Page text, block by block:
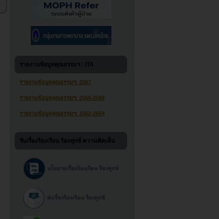
รายงานข้อมูลคุณธรรมฯ : ITA
รายงานข้อมูลคุณธรรมฯ: 2567
รายงานข้อมูลคุณธรรมฯ: 2565-2566
รายงานข้อมูลคุณธรรมฯ: 2562-2654
รับเรื่องร้องเรียน ร้องทุกข์ ความคิดเห็น